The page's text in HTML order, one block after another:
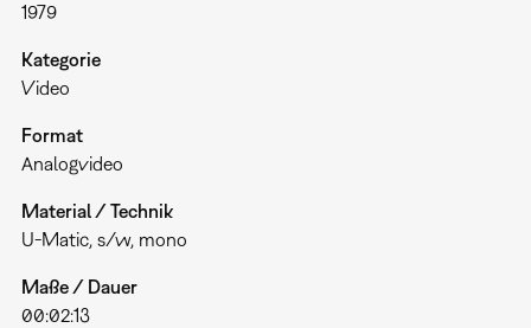
1979
Kategorie
Video
Format
Analogvideo
Material / Technik
U-Matic, s/w, mono
Maße / Dauer
00:02:13